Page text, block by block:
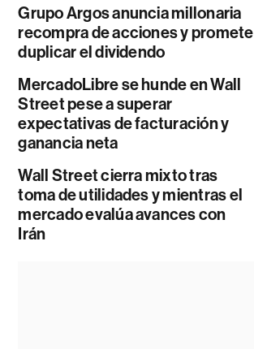
Grupo Argos anuncia millonaria
recompra de acciones y promete
duplicar el dividendo
MercadoLibre se hunde en Wall
Street pese a superar
expectativas de facturación y
ganancia neta
Wall Street cierra mixto tras
toma de utilidades y mientras el
mercado evalúa avances con
Irán